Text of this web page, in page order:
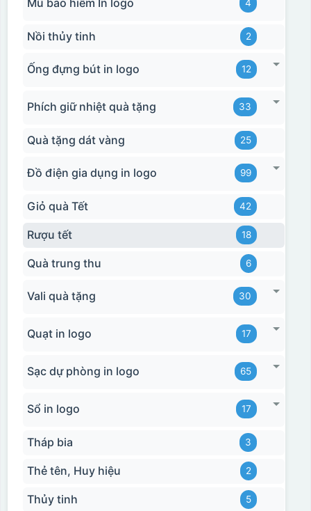
Mũ bảo hiểm In logo 4
Nồi thủy tinh 2
Ống đựng bút in logo 12
Phích giữ nhiệt quà tặng 33
Quà tặng dát vàng 25
Đồ điện gia dụng in logo 99
Giỏ quà Tết 42
Rượu tết 18
Quà trung thu 6
Vali quà tặng 30
Quạt in logo 17
Sạc dự phòng in logo 65
Sổ in logo 17
Tháp bia 3
Thẻ tên, Huy hiệu 2
Thủy tinh 5